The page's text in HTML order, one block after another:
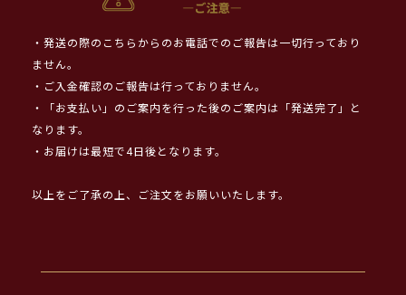
・発送の際のこちらからのお電話でのご報告は一切行っており
ません。
・ご入金確認のご報告は行っておりません。
・「お支払い」のご案内を行った後のご案内は「発送完了」と
なります。
・お届けは最短で4日後となります。
以上をご了承の上、ご注文をお願いいたします。